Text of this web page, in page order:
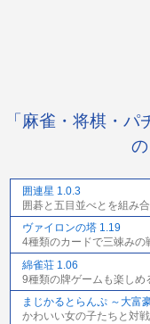
「麻雀・将棋・
囲連星 1.0.3
囲碁と五目並べとを組み
ヴァイロンの塔 1.19
4種類のカードで三竦みの
綿雀荘 1.06
9種類の牌ゲームも楽しめ
まじかるとらんぷ ～大富
かわいい女の子たちと対